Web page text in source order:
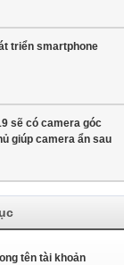
triển smartphone
sẽ có camera góc
giúp camera ẩn sau
tên tài khoản